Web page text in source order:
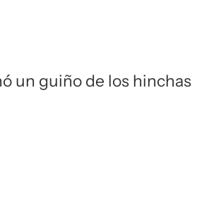
un guiño de los hinchas